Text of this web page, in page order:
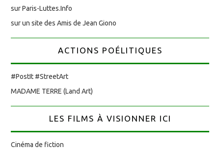
sur Paris-Luttes.Info
sur un site des Amis de Jean Giono
ACTIONS POÉLITIQUES
#PostIt #StreetArt
MADAME TERRE (Land Art)
LES FILMS À VISIONNER ICI
Cinéma de fiction